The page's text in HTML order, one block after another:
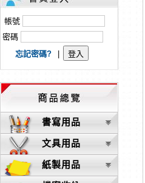
匯款客戶請注意！因商品繁複來不及發
本網站免費註冊，所標示的商品單價皆
帳號
密碼
忘記密碼?
書寫用品
文具用品
紙製用品